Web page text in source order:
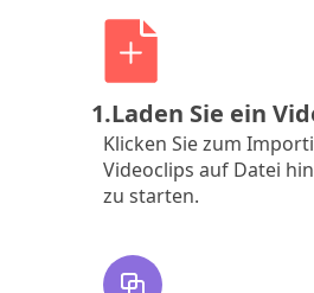
1.Laden Sie ein
Klicken Sie zum
Videoclips auf Datei
zu starten.